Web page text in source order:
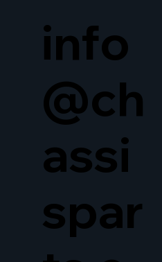
info
@ch
assi
spar